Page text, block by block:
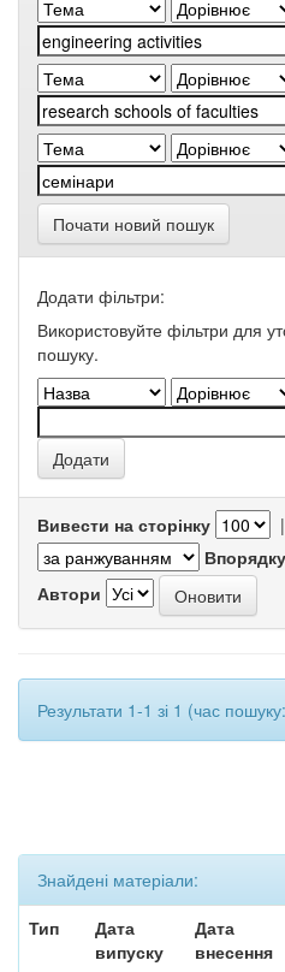
Почати новий пошук
Додати фільтри:
Використовуйте фільтри для
пошуку.
Вивести на сторінку |
Автори
Результати 1-1 зі 1 (час
Знайдені матеріали:
Тип
Дата
випуску
Дата
внесення